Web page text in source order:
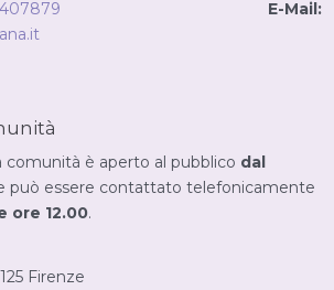
344.5407879 E-Mail:
comunità è aperto al pubblico dal
può essere contattato telefonicamente
ore 12.00.
Firenze